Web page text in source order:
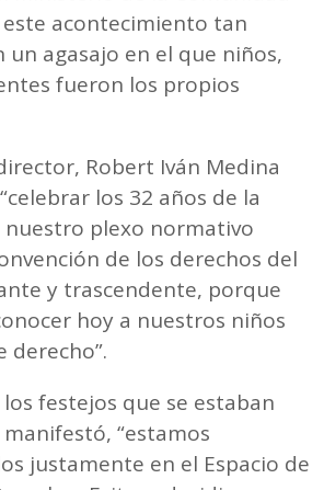
acontecimiento tan
agasajo en el que niños,
fueron los propios
Robert Iván Medina
los 32 años de la
plexo normativo
de los derechos del
y trascendente, porque
hoy a nuestros niños
derecho”.
festejos que se estaban
“estamos
justamente en el Espacio de